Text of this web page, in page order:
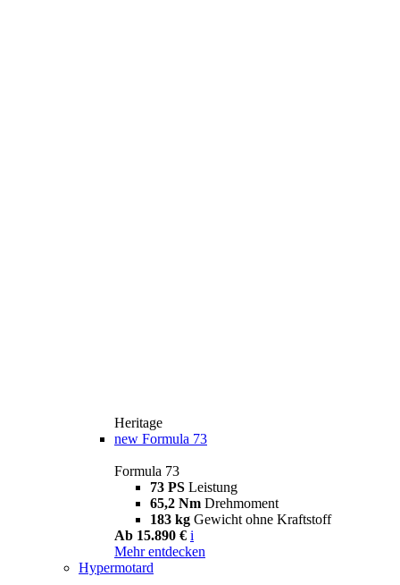
Heritage
new Formula 73
Formula 73
73 PS Leistung
65,2 Nm Drehmoment
183 kg Gewicht ohne Kraftstoff
Ab 15.890 € i
Mehr entdecken
Hypermotard